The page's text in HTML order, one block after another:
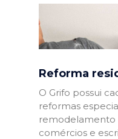
Reforma
O Grifo possui
reformas
remodelamento
comércios e